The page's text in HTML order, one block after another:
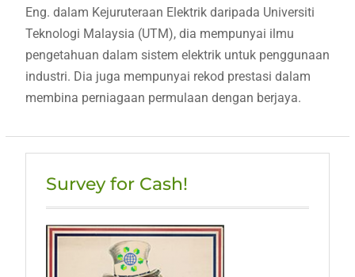
Eng. dalam Kejuruteraan Elektrik daripada Universiti
Teknologi Malaysia (UTM), dia mempunyai ilmu
pengetahuan dalam sistem elektrik untuk penggunaan
industri. Dia juga mempunyai rekod prestasi dalam
membina perniagaan permulaan dengan berjaya.
Survey for Cash!